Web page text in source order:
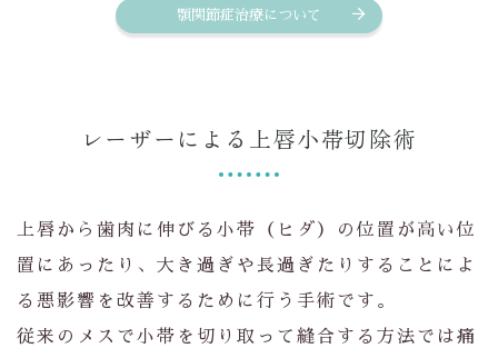
顎関節症治療について
レーザーによる上唇小帯切除術
上唇から歯肉に伸びる小帯（ヒダ）の位置が高い位
置にあったり、大き過ぎや長過ぎたりすることによ
る悪影響を改善するために行う手術です。
従来のメスで小帯を切り取って縫合する方法では痛